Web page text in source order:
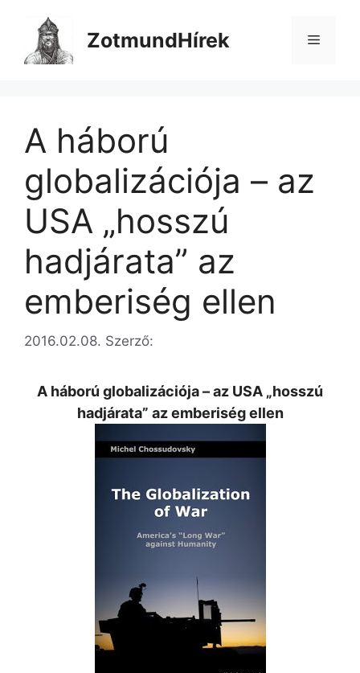
tartalomba
ZotmundHírek Menü
A háború
globalizációja – az
USA „hosszú
hadjárata” az
emberiség ellen
2016.02.08. Szerző:
A háború globalizációja – az USA „hosszú
hadjárata” az emberiség ellen